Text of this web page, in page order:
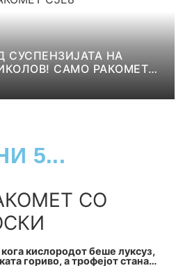
СУСПЕНЗИЈАТА НА
САМО РАКОМЕТ
5...
СО
кислородот беше луксуз,
гориво, а трофејот стана